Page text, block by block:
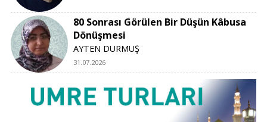
80 Sonrası Görülen Bir Düşün Kâbusa
Dönüşmesi
AYTEN DURMUŞ
31.07.2026